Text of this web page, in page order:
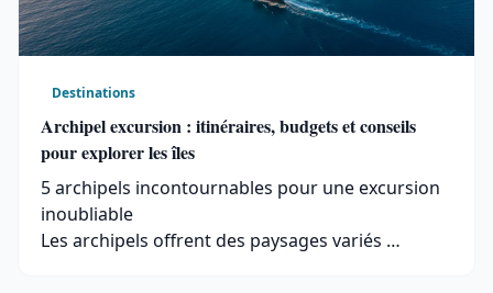
Destinations
Archipel excursion : itinéraires, budgets et conseils
pour explorer les îles
5 archipels incontournables pour une excursion
inoubliable
Les archipels offrent des paysages variés …